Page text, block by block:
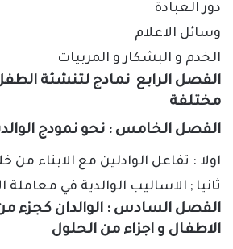
دور العبادة
وسائل الاعلام
الخدم و البشكار و المربيات
الفصل الرابع نمادج لتنشئة
مختلفة
الفصل الخامس : نحو نمودج
اولا : تفاعل الوادلين مع الابناء من
ثانيا ; الاساليب الوالدية في معاملة
الفصل السادس : الوالدان
الاطفال و اجزاء من الحلول